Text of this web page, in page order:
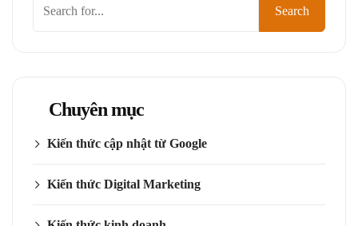
Search
Chuyên mục
Kiến thức cập nhật từ Google
Kiến thức Digital Marketing